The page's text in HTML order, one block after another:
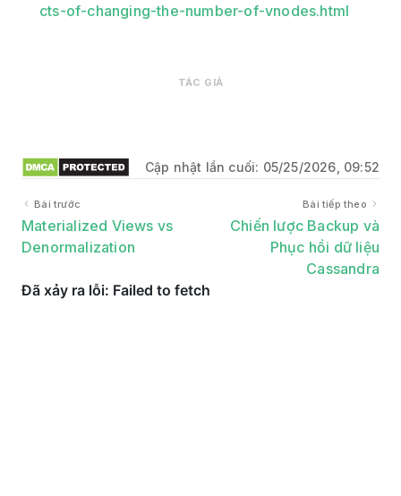
cts-of-changing-the-number-of-vnodes.html
TÁC GIẢ
Cập nhật lần cuối: 05/25/2026, 09:52
Bài trước
Materialized Views vs
Denormalization
Bài tiếp theo
Chiến lược Backup và
Phục hồi dữ liệu
Cassandra